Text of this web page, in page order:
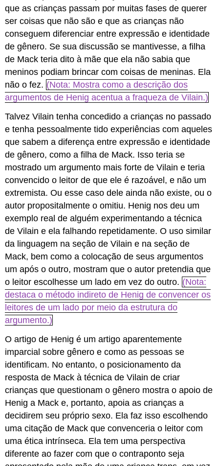
que as crianças passam por muitas fases de querer
ser coisas que não são e que as crianças não
conseguem diferenciar entre expressão e identidade
de gênero. Se sua discussão se mantivesse, a filha
de Mack teria dito à mãe que ela não sabia que
meninos podiam brincar com coisas de meninas. Ela
não o fez. (Nota: Mostra como a descrição dos
argumentos de Henig acentua a fraqueza de Vilain.)
Talvez Vilain tenha concedido a crianças no passado
e tenha pessoalmente tido experiências com aqueles
que sabem a diferença entre expressão e identidade
de gênero, como a filha de Mack. Isso teria se
mostrado um argumento mais forte de Vilain e teria
convencido o leitor de que ele é razoável, e não um
extremista. Ou esse caso dele ainda não existe, ou o
autor propositalmente o omitiu. Henig nos deu um
exemplo real de alguém experimentando a técnica
de Vilain e ela falhando repetidamente. O uso similar
da linguagem na seção de Vilain e na seção de
Mack, bem como a colocação de seus argumentos
um após o outro, mostram que o autor pretendia que
o leitor escolhesse um lado em vez do outro. (Nota:
destaca o método indireto de Henig de convencer os
leitores de um lado por meio da estrutura do
argumento.)
O artigo de Henig é um artigo aparentemente
imparcial sobre gênero e como as pessoas se
identificam. No entanto, o posicionamento da
resposta de Mack à técnica de Vilain de criar
crianças que questionam o gênero mostra o apoio de
Henig a Mack e, portanto, apoia as crianças a
decidirem seu próprio sexo. Ela faz isso escolhendo
uma citação de Mack que convenceria o leitor com
uma ética intrínseca. Ela tem uma perspectiva
diferente ao fazer com que o contraponto seja